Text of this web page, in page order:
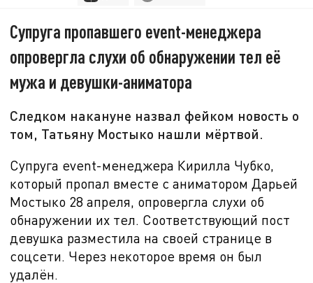
Супруга пропавшего event-менеджера
опровергла слухи об обнаружении тел её
мужа и девушки-аниматора
Следком накануне назвал фейком новость о
том, Татьяну Мостыко нашли мёртвой.
Супруга event-менеджера Кирилла Чубко,
который пропал вместе с аниматором Дарьей
Мостыко 28 апреля, опровергла слухи об
обнаружении их тел. Соответствующий пост
девушка разместила на своей странице в
соцсети. Через некоторое время он был
удалён.